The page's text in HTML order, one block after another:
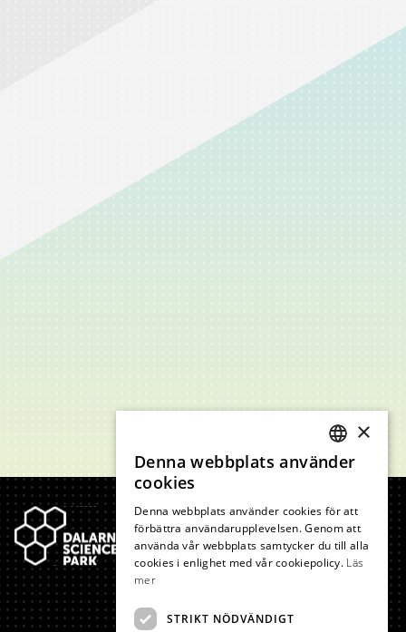
Sidfot
SWEDISH
×
Denna webbplats använder
cookies
Denna webbplats använder cookies för att
förbättra användarupplevelsen. Genom att
använda vår webbplats samtycker du till alla
cookies i enlighet med vår cookiepolicy. Läs
mer
STRIKT NÖDVÄNDIGT